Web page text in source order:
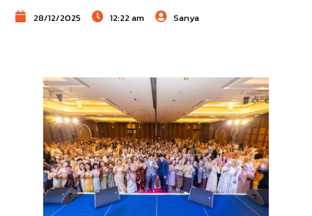
28/12/2025 12:22 am Sanya